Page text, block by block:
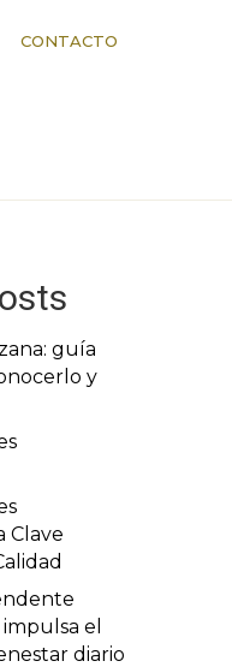
CONTACTO
guía
y
Clave
el
diario